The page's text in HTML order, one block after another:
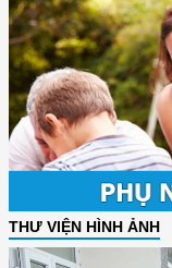
THƯ VIỆN HÌNH ẢNH